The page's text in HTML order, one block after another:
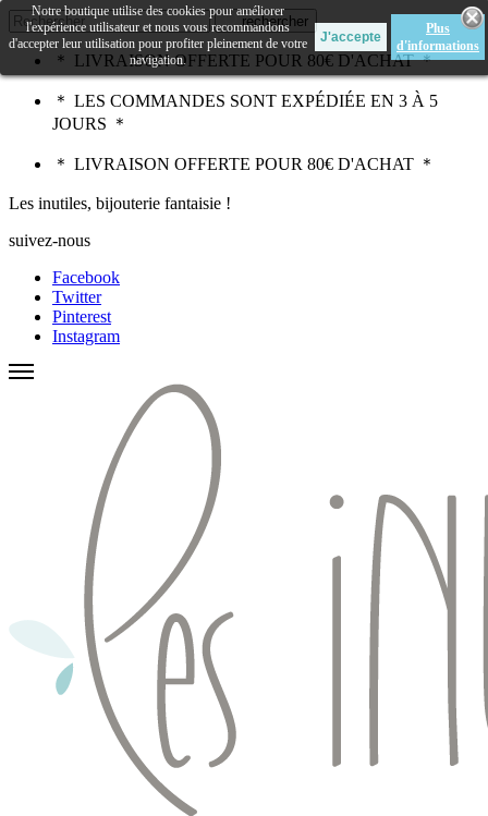
rechercher
＊ LIVRAISON OFFERTE POUR 80€ D'ACHAT ＊
＊ LES COMMANDES SONT EXPÉDIÉE EN 3 À 5
JOURS ＊
＊ LIVRAISON OFFERTE POUR 80€ D'ACHAT ＊
Les inutiles, bijouterie fantaisie !
suivez-nous
Facebook
Twitter
Pinterest
Instagram
Notre boutique utilise des cookies pour améliorer
l'expérience utilisateur et nous vous recommandons
d'accepter leur utilisation pour profiter pleinement de votre
navigation.
Plus
d'informations